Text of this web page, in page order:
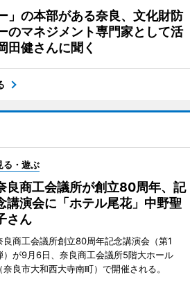
」の本部がある奈良、文化財防
のマネジメント専門家として活
田健さんに聞く
る・遊ぶ
良商工会議所が創立80周年、記
講演会に「ホテル尾花」中野聖
さん
良商工会議所創立80周年記念講演会（第1
）が9月6日、奈良商工会議所5階大ホール
（奈良市大和西大寺南町）で開催される。